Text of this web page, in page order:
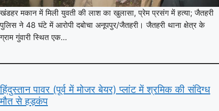
खंडहर मकान में मिली युवती की लाश का खुलासा, प्रेम प्रसंग में हत्या; जैतहरी
पुलिस ने 48 घंटे में आरोपी दबोचा अनूपपुर/जैतहरी। जैतहरी थाना क्षेत्र के
ग्राम गुंवारी स्थित एक…
हिंदुस्तान पावर (पूर्व में मोजर बेयर) प्लांट में श्रमिक की संदिग्ध
मौत से हड़कंप